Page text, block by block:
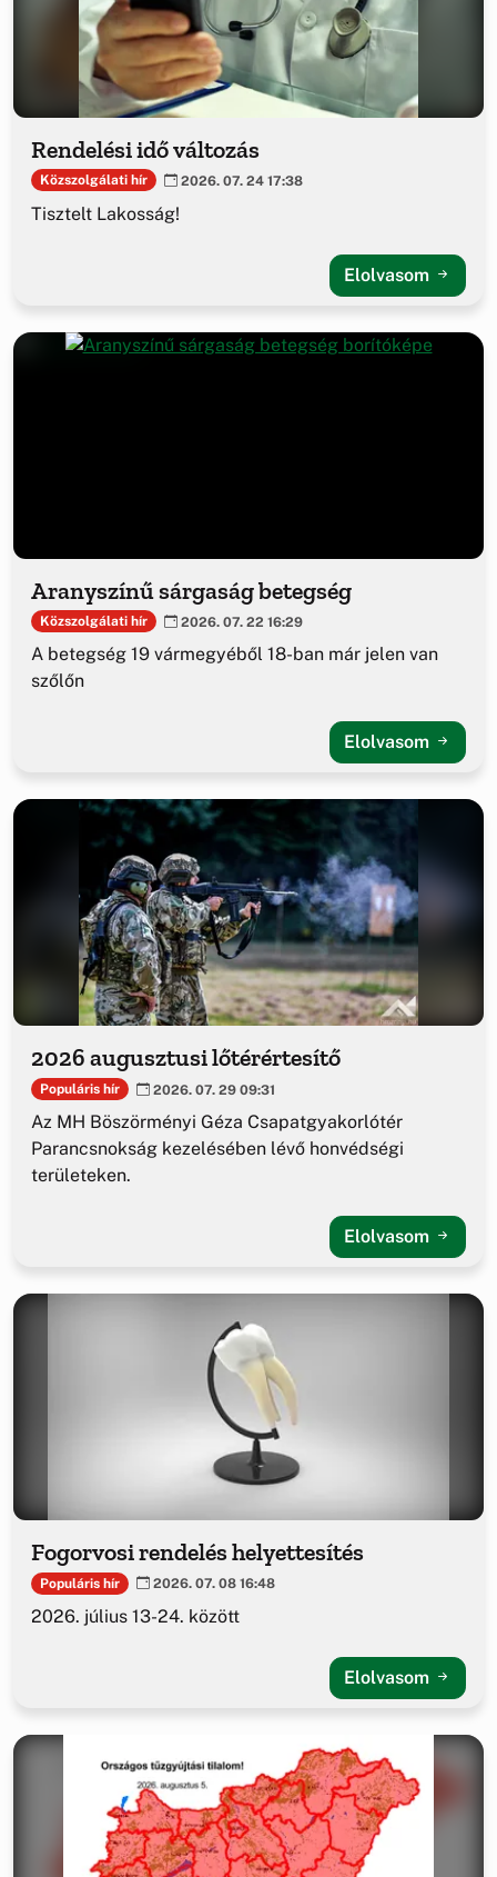
Rendelési idő változás
Közszolgálati hír 2026. 07. 24 17:38
Tisztelt Lakosság!
Elolvasom
Aranyszínű sárgaság betegség
Közszolgálati hír 2026. 07. 22 16:29
A betegség 19 vármegyéből 18-ban már jelen van
szőlőn
Elolvasom
2026 augusztusi lőtérértesítő
Populáris hír 2026. 07. 29 09:31
Az MH Böszörményi Géza Csapatgyakorlótér
Parancsnokság kezelésében lévő honvédségi
területeken.
Elolvasom
Fogorvosi rendelés helyettesítés
Populáris hír 2026. 07. 08 16:48
2026. július 13-24. között
Elolvasom